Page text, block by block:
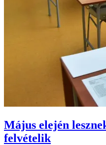
Május elején
felvételik